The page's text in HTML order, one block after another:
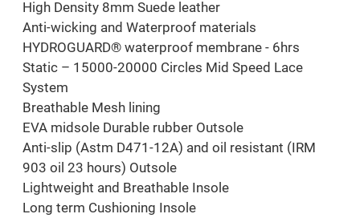
High Density 8mm Suede leather
Anti-wicking and Waterproof materials
HYDROGUARD® waterproof membrane - 6hrs
Static – 15000-20000 Circles Mid Speed Lace
System
Breathable Mesh lining
EVA midsole Durable rubber Outsole
Anti-slip (Astm D471-12A) and oil resistant (IRM
903 oil 23 hours) Outsole
Lightweight and Breathable Insole
Long term Cushioning Insole